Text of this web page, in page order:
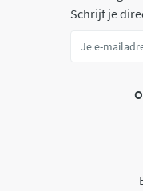
Schrijf je